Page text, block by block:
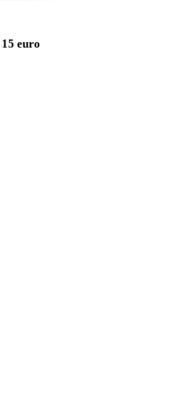
15 euro